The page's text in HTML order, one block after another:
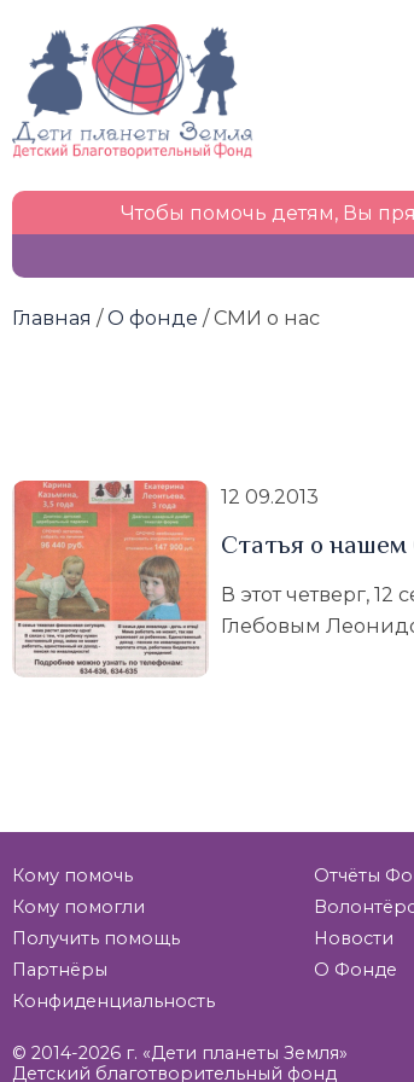
Чтобы помочь детям, Вы
Главная /О фонде / СМИ о нас
12 09.2013
Статья о нашем
В этот четверг,
Глебовым
Кому помочь
Отчёты
Кому помогли
Получить помощь
Новости
Партнёры
О Фонде
Конфиденциальность
© 2014-2026 г. «Дети планеты Земля»
Детский благотворительный фонд